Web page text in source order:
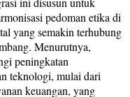
pedoman etika di
yang semakin terhubung
Menurutnya,
peningkatan
teknologi, mulai dari
keuangan, yang